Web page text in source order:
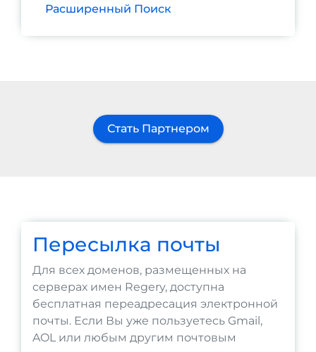
Расширенный Поиск
Стать Партнером
Пересылка почты
Для всех доменов, размещенных на
серверах имен Regery, доступна
бесплатная переадресация электронной
почты. Если Вы уже пользуетесь Gmail,
AOL или любым другим почтовым